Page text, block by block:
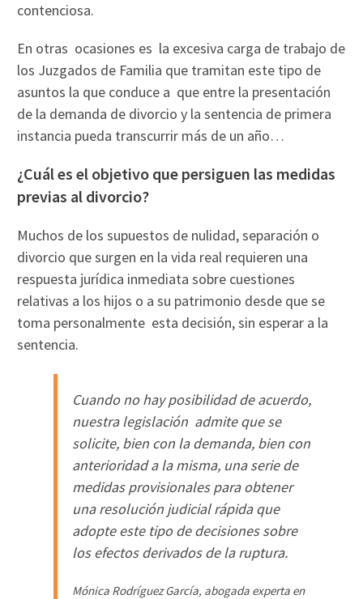
contenciosa.
En otras ocasiones es la excesiva carga de trabajo de
los Juzgados de Familia que tramitan este tipo de
asuntos la que conduce a que entre la presentación
de la demanda de divorcio y la sentencia de primera
instancia pueda transcurrir más de un año…
¿Cuál es el objetivo que persiguen las medidas
previas al divorcio?
Muchos de los supuestos de nulidad, separación o
divorcio que surgen en la vida real requieren una
respuesta jurídica inmediata sobre cuestiones
relativas a los hijos o a su patrimonio desde que se
toma personalmente esta decisión, sin esperar a la
sentencia.
Cuando no hay posibilidad de acuerdo,
nuestra legislación admite que se
solicite, bien con la demanda, bien con
anterioridad a la misma, una serie de
medidas provisionales para obtener
una resolución judicial rápida que
adopte este tipo de decisiones sobre
los efectos derivados de la ruptura.
Mónica Rodríguez García, abogada experta en